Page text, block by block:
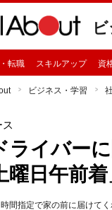
転職 スキルアップ 資
ビジネス・学習
ライバー
曜日午前
間指定で家の前に届けて